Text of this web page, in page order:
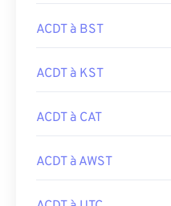
ACDT à BST
ACDT à KST
ACDT à CAT
ACDT à AWST